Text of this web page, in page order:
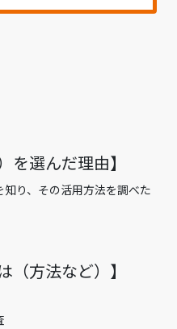
を選んだ理由】
り、その活用方法を調べた
（方法など）】